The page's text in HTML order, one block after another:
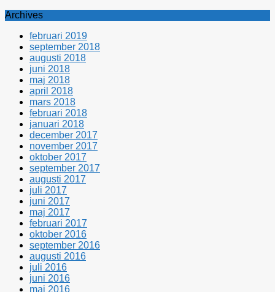
Archives
februari 2019
september 2018
augusti 2018
juni 2018
maj 2018
april 2018
mars 2018
februari 2018
januari 2018
december 2017
november 2017
oktober 2017
september 2017
augusti 2017
juli 2017
juni 2017
maj 2017
februari 2017
oktober 2016
september 2016
augusti 2016
juli 2016
juni 2016
maj 2016